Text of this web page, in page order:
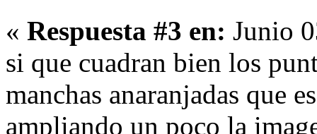
« Respuesta #3 en: Junio
si que cuadran bien los
manchas anaranjadas que
ampliando un poco la